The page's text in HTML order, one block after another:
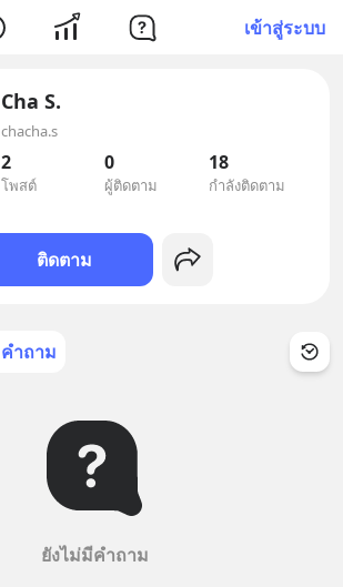
เข้าสู่ระบบ
Cha S.
chacha.s
2
โพสต์
0
ผู้ติดตาม
18
กำลังติดตาม
ติดตาม
คำถาม
ยังไม่มีคำถาม